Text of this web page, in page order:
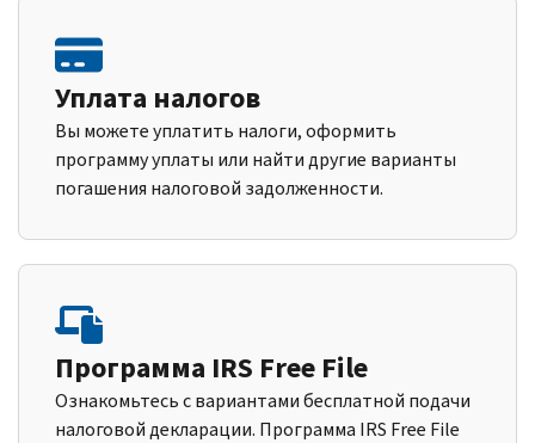
Уплата налогов
Вы можете уплатить налоги, оформить
программу уплаты или найти другие варианты
погашения налоговой задолженности.
Программа IRS Free File
Ознакомьтесь с вариантами бесплатной подачи
налоговой декларации. Программа IRS Free File